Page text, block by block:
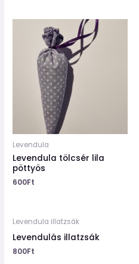
Levendula
Levendula tölcsér lila
pöttyös
600Ft
Levendula illatzsák
Levendulás illatzsák
800Ft